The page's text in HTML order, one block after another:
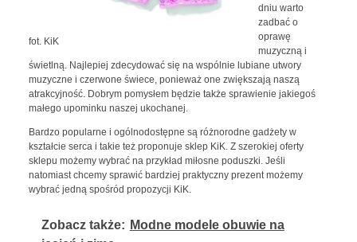
fot. KiK
dniu warto
zadbać o
oprawę
muzyczną i
świetlną. Najlepiej zdecydować się na wspólnie lubiane utwory
muzyczne i czerwone świece, ponieważ one zwiększają naszą
atrakcyjność. Dobrym pomysłem będzie także sprawienie jakiegoś
małego upominku naszej ukochanej.
Bardzo popularne i ogólnodostępne są różnorodne gadżety w
kształcie serca i takie też proponuje sklep KiK. Z szerokiej oferty
sklepu możemy wybrać na przykład miłosne poduszki. Jeśli
natomiast chcemy sprawić bardziej praktyczny prezent możemy
wybrać jedną spośród propozycji KiK.
Zobacz także: Modne modele obuwie na